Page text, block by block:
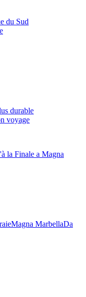
du Sud
durable
voyage
la Finale a Magna
Magna MarbellaDa